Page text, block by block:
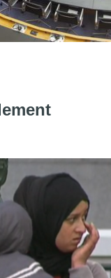
du Coran au